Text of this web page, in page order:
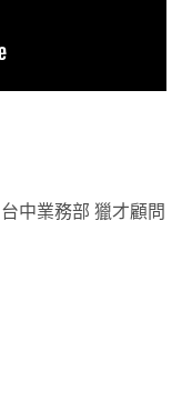
中業務部 獵才顧問